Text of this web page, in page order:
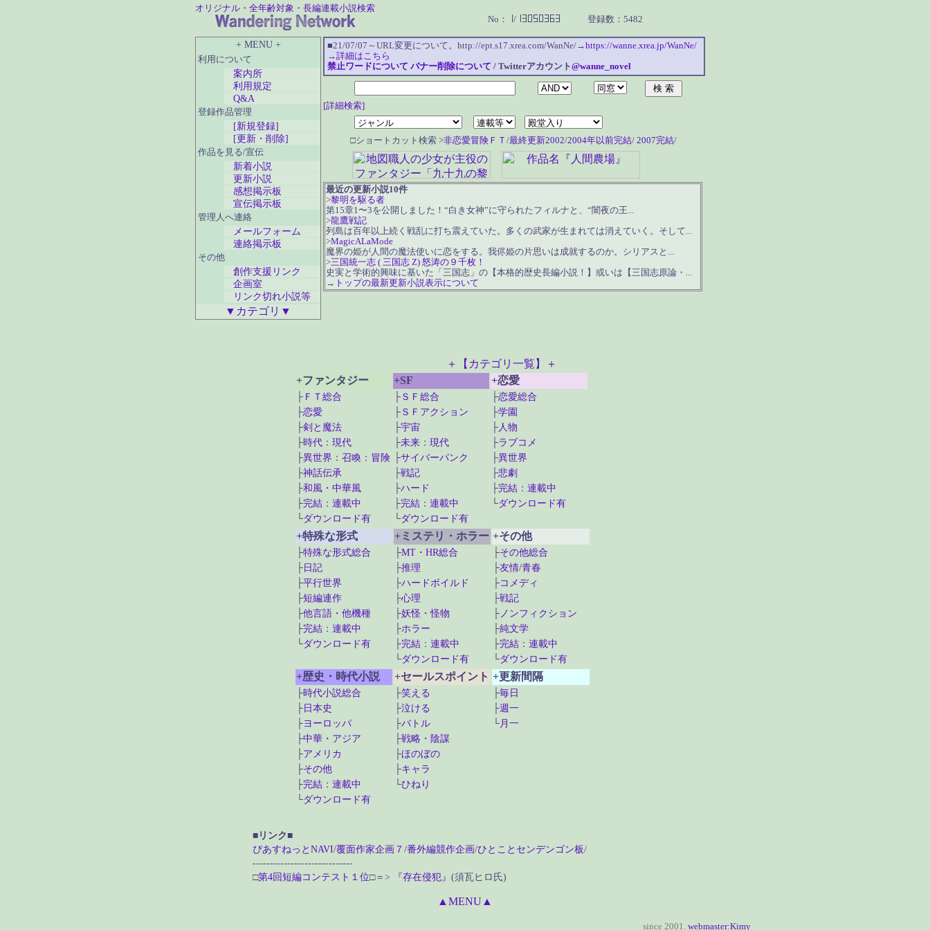
オリジナル・全年齢対象・長編連載小説検索
No：
/ 登録数：5482
+ MENU +
利用について
案内所
利用規定
Q&A
登録作品管理
[新規登録]
[更新・削除]
作品を見る/宣伝
新着小説
更新小説
感想掲示板
宣伝掲示板
管理人へ連絡
メールフォーム
連絡掲示板
その他
創作支援リンク
企画室
リンク切れ小説等
▼カテゴリ▼
■21/07/07～URL変更について。http://ept.s17.xrea.com/WanNe/→https://wanne.xrea.jp/WanNe/
→詳細はこちら
禁止ワードについて バナー削除について / Twitterアカウント@wanne_novel
[詳細検索]
□ショートカット検索 >非恋愛冒険ＦＴ /最終更新2002/2004年以前完結/ 2007完結/
最近の更新小説10件
>黎明を駆る者
第15章1〜3を公開しました！“白き女神”に守られたフィルナと、“闇夜の王...
>龍鷹戦記
列島は百年以上続く戦乱に打ち震えていた。多くの武家が生まれては消えていく。そして...
>MagicALaMode
魔界の姫が人間の魔法使いに恋をする。我侭姫の片思いは成就するのか。シリアスと...
>三国統一志 ( 三国志 Z) 怒涛の９千枚！
史実と学術的興味に基いた「三国志」の【本格的歴史長編小説！】或いは【三国志原論・...
→ トップの最新更新小説表示について
＋【カテゴリ一覧】＋
+ファンタジー
+SF +恋愛
├ＦＴ総合 ├ＳＦ総合 ├恋愛総合
├恋愛 ├ＳＦアクション ├学園
├剣と魔法 ├宇宙 ├人物
├時代： 現代 ├未来： 現代 ├ラブコメ
├異世界 ： 召喚 ： 冒険 ├サイバーパンク ├異世界
├神話伝承 ├戦記 ├悲劇
├和風・中華風 ├ハード ├完結： 連載中
├完結： 連載中 ├完結： 連載中 └ダウンロード有
└ダウンロード有 └ダウンロード有
+特殊な形式 +ミステリ・ホラー +その他
├特殊な形式総合 ├MT・HR総合 ├その他総合
├日記 ├推理 ├友情/青春
├平行世界 ├ハードボイルド ├コメディ
├短編連作 ├心理 ├戦記
├他言語・他機種 ├妖怪・怪物 ├ノンフィクション
├完結： 連載中 ├ホラー ├純文学
└ダウンロード有 ├完結： 連載中 ├完結： 連載中
└ダウンロード有 └ダウンロード有
+歴史・時代小説 +セールスポイント +更新間隔
├時代小説総合 ├笑える ├毎日
├日本史 ├泣ける ├週一
├ヨーロッパ ├バトル └月一
├中華・アジア ├戦略・陰謀
├アメリカ ├ほのぼの
├その他 ├キャラ
├完結： 連載中 └ひねり
└ダウンロード有
■リンク■
ぴあすねっとNAVI/覆面作家企画７ /番外編競作企画/ひとことセンデンゴン板/
-----------------------------
□第4回短編コンテスト１位□＝> 『存在侵犯』 (須瓦ヒロ氏)
▲MENU▲
since 2001. webmaster:Kimy